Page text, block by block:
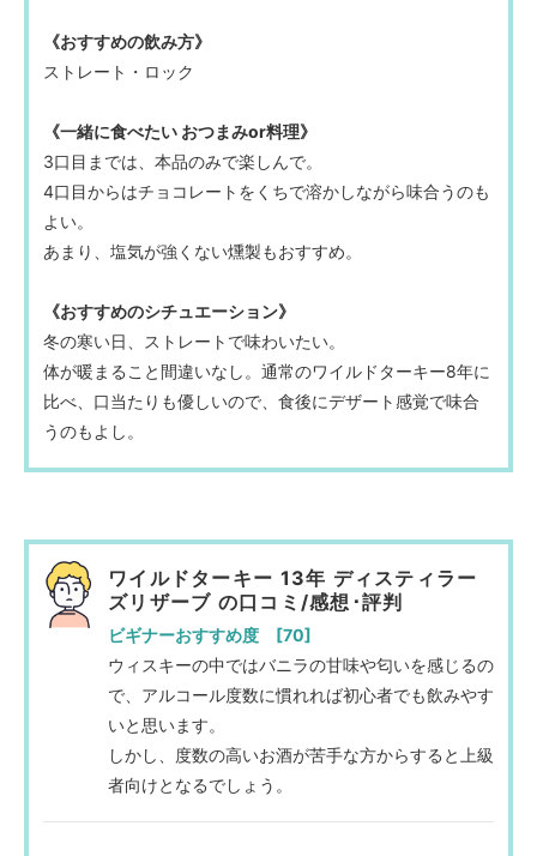
《おすすめの飲み方》
ストレート・ロック
《一緒に食べたい おつまみor料理》
3口目までは、本品のみで楽しんで。
4口目からはチョコレートをくちで溶かしながら味合うのも
よい。
あまり、塩気が強くない燻製もおすすめ。
《おすすめのシチュエーション》
冬の寒い日、ストレートで味わいたい。
体が暖まること間違いなし。通常のワイルドターキー8年に
比べ、口当たりも優しいので、食後にデザート感覚で味合
うのもよし。
ワイルドターキー 13年 ディスティラー
ズリザーブ の口コミ/感想･評判
ビギナーおすすめ度 [70]
ウィスキーの中ではバニラの甘味や匂いを感じるの
で、アルコール度数に慣れれば初心者でも飲みやす
いと思います。
しかし、度数の高いお酒が苦手な方からすると上級
者向けとなるでしょう。